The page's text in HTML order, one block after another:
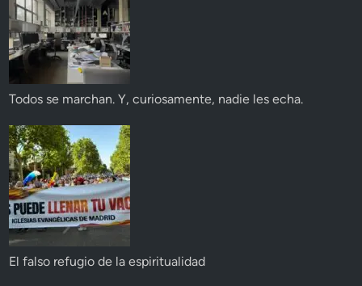
Todos se marchan. Y, curiosamente, nadie les echa.
El falso refugio de la espiritualidad